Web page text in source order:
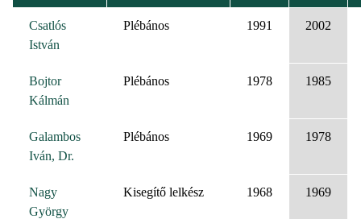
Csatlós
István
Plébános 1991 2002
Bojtor
Kálmán
Plébános 1978 1985
Galambos
Iván, Dr.
Plébános 1969 1978
Nagy
György
Kisegítő lelkész 1968 1969